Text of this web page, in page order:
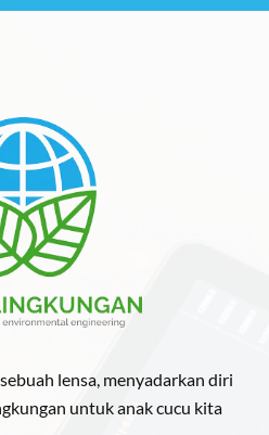
lensa, menyadarkan diri
untuk anak cucu kita